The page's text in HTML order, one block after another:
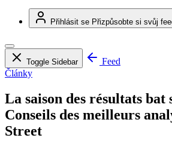
Přihlásit se Přizpůsobte si svůj
Toggle Sidebar
Feed
Články
La saison des résultats bat
Conseils des meilleurs
Street